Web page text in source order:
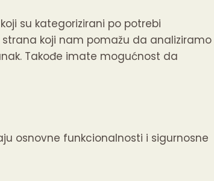
su kategorizirani po potrebi
koji nam pomažu da analiziramo
Takođe imate mogućnost da
osnovne funkcionalnosti i sigurnosne